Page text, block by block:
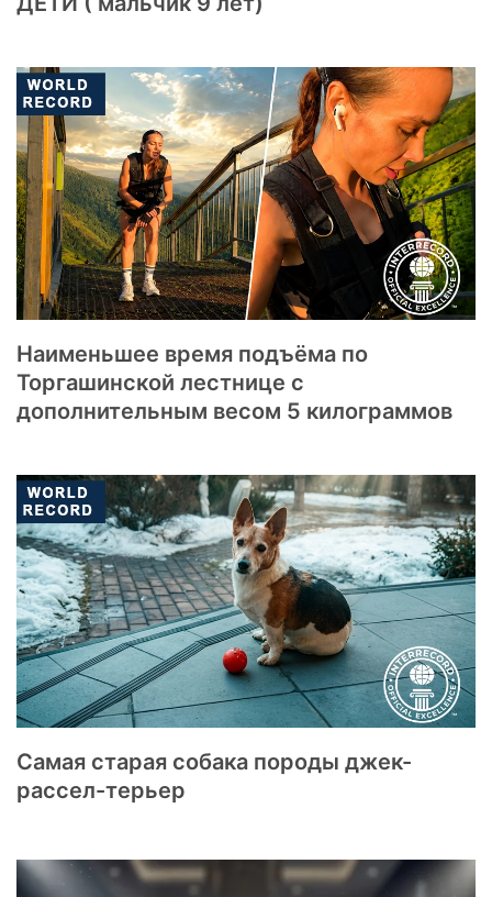
Наименьшее время подъёма по
Торгашинской лестнице с
дополнительным весом 5 килограммов
Самая старая собака породы джек-
рассел-терьер